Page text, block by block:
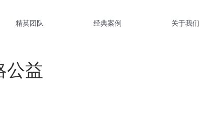
精英团队 经典案例 关于我们
公益